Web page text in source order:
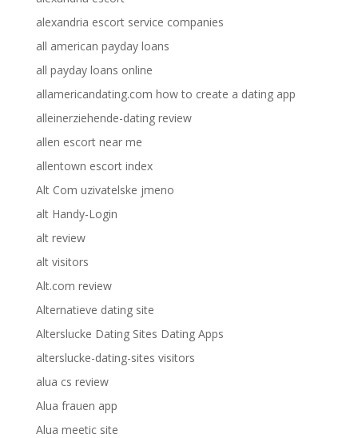
alexandria escort service companies
all american payday loans
all payday loans online
allamericandating.com how to create a dating app
alleinerziehende-dating review
allen escort near me
allentown escort index
Alt Com uzivatelske jmeno
alt Handy-Login
alt review
alt visitors
Alt.com review
Alternatieve dating site
Alterslucke Dating Sites Dating Apps
alterslucke-dating-sites visitors
alua cs review
Alua frauen app
Alua meetic site